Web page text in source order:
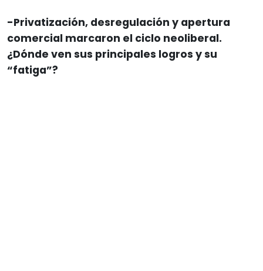
-Privatización, desregulación y apertura
comercial marcaron el ciclo neoliberal.
¿Dónde ven sus principales logros y su
“fatiga”?